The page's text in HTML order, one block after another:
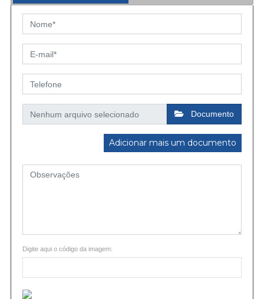
Documento
Adicionar mais um documento
Digite aqui o código da imagem: